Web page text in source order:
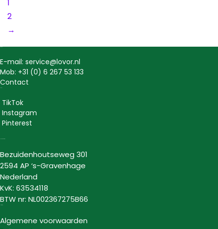
1
2
→
E-mail: service@lovor.nl
Mob: +31 (0) 6 267 53 133
Contact
TikTok
Instagram
Pinterest
Bezuidenhoutseweg 301
2594 AP ‘s-Gravenhage
Nederland
KvK: 63534118
BTW nr: NL002367275B66
Algemene voorwaarden